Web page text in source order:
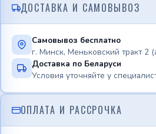
ДОСТАВКА И САМОВЫВОЗ
Самовывоз бесплатно
г. Минск, Меньковский тракт 2
Доставка по Беларуси
Условия уточняйте у
ОПЛАТА И РАССРОЧКА